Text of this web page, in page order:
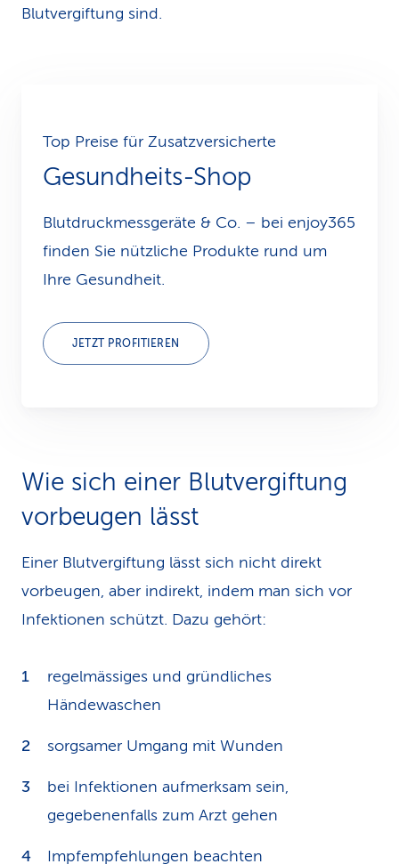
Blutvergiftung sind.
Top Preise für Zu­satz­ver­sicherte
Gesundheits-Shop
Blutdruckmessgeräte & Co. – bei enjoy365
finden Sie nützliche Produkte rund um
Ihre Gesundheit.
JETZT PROFITIEREN
Wie sich einer Blutvergiftung
vorbeugen lässt
Einer Blutvergiftung lässt sich nicht direkt
vorbeugen, aber indirekt, indem man sich vor
Infektionen schützt. Dazu gehört:
regelmässiges und gründliches
Händewaschen
sorgsamer Umgang mit Wunden
bei Infektionen aufmerksam sein,
gegebenenfalls zum Arzt gehen
Impfempfehlungen beachten